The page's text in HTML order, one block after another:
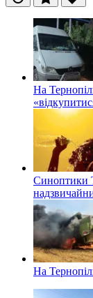
ОстанніПопулярні
Теги
На
Синоптики
На